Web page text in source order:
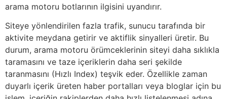
arama motoru botlarının ilgisini uyandırır.
Siteye yönlendirilen fazla trafik, sunucu tarafında bir
aktivite meydana getirir ve aktiflik sinyalleri üretir. Bu
durum, arama motoru örümceklerinin siteyi daha sıklıkla
taramasını ve taze içeriklerin daha seri şekilde
taranmasını (Hızlı Index) teşvik eder. Özellikle zaman
duyarlı içerik üreten haber portalları veya bloglar için bu